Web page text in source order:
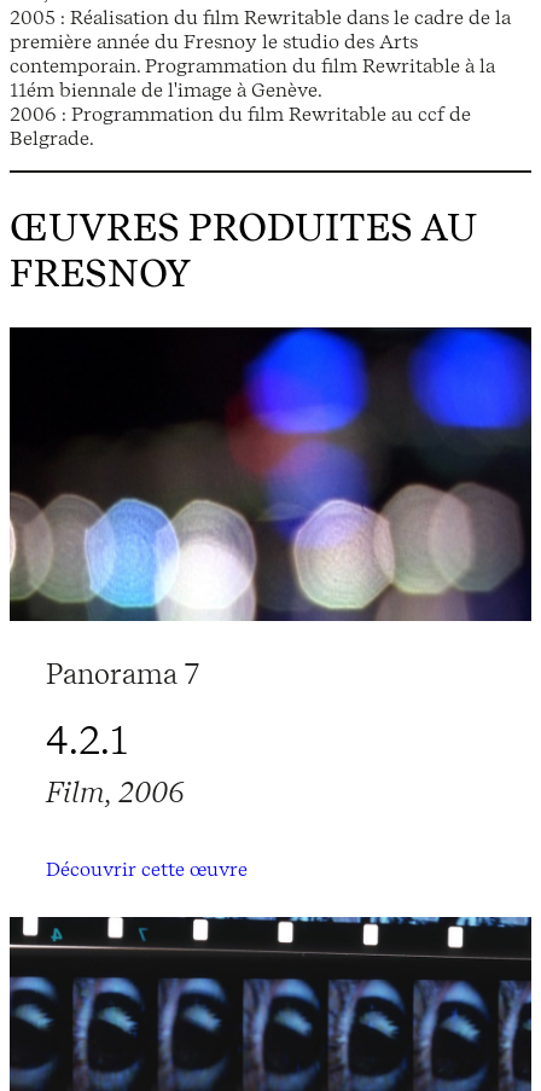
2005 : Réalisation du film Rewritable dans le cadre de la
première année du Fresnoy le studio des Arts
contemporain. Programmation du film Rewritable à la
11ém biennale de l'image à Genève.
2006 : Programmation du film Rewritable au ccf de
Belgrade.
ŒUVRES PRODUITES AU
FRESNOY
Panorama 7
4.2.1
Film, 2006
Découvrir cette œuvre